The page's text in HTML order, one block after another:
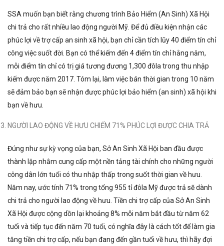
SSA muốn bạn biết rằng chương trình Bảo Hiểm (An Sinh) Xã Hội
chi trả cho rất nhiều lao động người Mỹ. Để đủ điều kiện nhận các
phúc lợi về trợ cấp an sinh xã hội, bạn chỉ cần tích lũy 40 điểm tín chỉ
công việc suốt đời. Bạn có thể kiếm đến 4 điểm tín chỉ hằng năm,
mỗi điểm tín chỉ có trị giá tương đương 1,300 đôla trong thu nhập
kiếm được năm 2017. Tóm lại, làm việc bán thời gian trong 10 năm
sẽ đảm bảo bạn sẽ nhận được phúc lợi bảo hiểm (an sinh) xã hội khi
bạn về hưu.
NGƯỜI LAO ĐỘNG VỀ HƯU CHIẾM 71% PHÚC LỢI ĐƯỢC CHIA TRẢ
Đúng như sự kỳ vọng của bạn, Sở An Sinh Xã Hội ban đầu được
thành lập nhằm cung cấp một nền tảng tài chính cho những người
công dân lớn tuổi có thu nhập thấp trong suốt thời gian về hưu.
Năm nay, ước tính 71% trong tổng 955 tỉ đôla Mỹ được trả sẽ dành
chi trả cho người lao động về hưu. Tiền chi trợ cấp của Sở An Sinh
Xã Hội được cộng dồn lại khoảng 8% mỗi năm bắt đầu từ năm 62
tuổi và tiếp tục đến năm 70 tuổi, có nghĩa đây là cách tốt để làm gia
tăng tiền chi trợ cấp, nếu bạn đang đến gần tuổi về hưu, thì hãy đợi